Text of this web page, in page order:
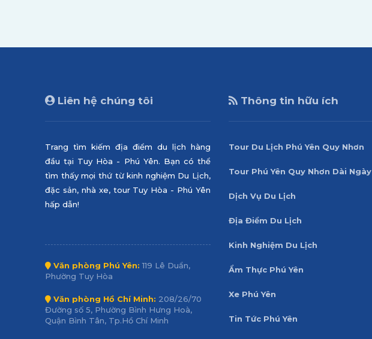
Liên hệ chúng tôi
Trang tìm kiếm địa điểm du lịch hàng
đầu tại Tuy Hòa - Phú Yên. Bạn có thể
tìm thấy mọi thứ từ kinh nghiệm Du Lịch,
đặc sản, nhà xe, tour Tuy Hòa - Phú Yên
hấp dẫn!
Văn phòng Phú Yên: 119 Lê Duẩn,
Phường Tuy Hòa
Văn phòng Hồ Chí Minh: 208/26/70
Đường số 5, Phường Bình Hưng Hoà,
Quận Bình Tân, Tp.Hồ Chí Minh
Thông tin hữu ích
Tour Du Lịch Phú Yên Quy Nhơn
Tour Phú Yên Quy Nhơn Dài Ngày
Dịch Vụ Du Lịch
Địa Điểm Du Lịch
Kinh Nghiệm Du Lịch
Ẩm Thực Phú Yên
Xe Phú Yên
Tin Tức Phú Yên